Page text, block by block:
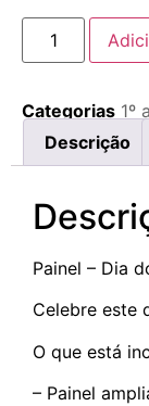
Categorias 1º
Descrição
Painel – Dia
Celebre este
O que está
– Painel